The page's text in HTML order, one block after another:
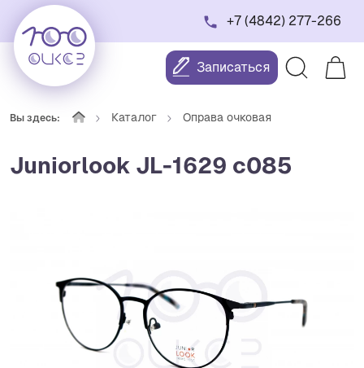
+7 (4842) 277-266
Записаться
Вы здесь: Каталог Оправа очковая
Juniorlook JL-1629 c085